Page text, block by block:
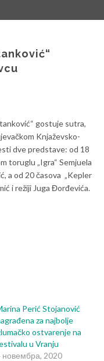
gostuje sutra,
Knjaževsko-
dve predstave: od 18
toruglu „Igra“ Semjuela
a od 20 časova „Kepler
i režiji Juga Đorđevića.
Perić Stojanović
za najbolje
ostvarenje na
u Vranju
новембра, 2020